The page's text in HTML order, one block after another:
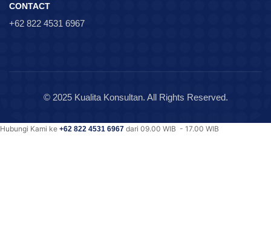
CONTACT
+62 822 4531 6967
© 2025 Kualita Konsultan. All Rights Reserved.
Hubungi Kami ke +62 822 4531 6967 dari 09.00 WIB - 17.00 WIB